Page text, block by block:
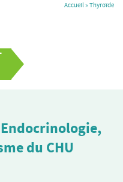
Accueil»Thyroïde
du CHU